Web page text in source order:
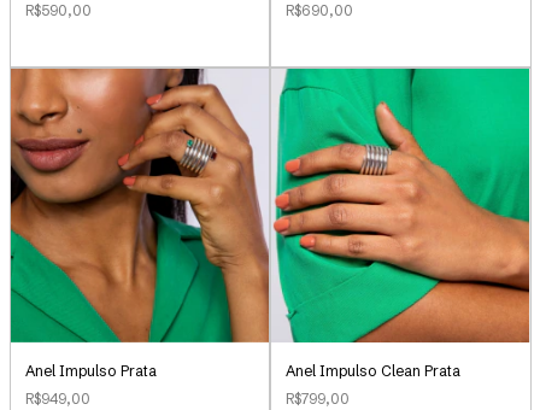
R$590,00
R$690,00
Anel Impulso Prata
R$949,00
Anel Impulso Clean Prata
R$799,00